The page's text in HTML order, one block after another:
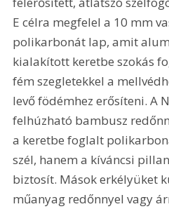
E célra megfelel a 10 mm
polikarbonát lap, amit
kialakított keretbe szokás
fém szegletekkel a
levő födémhez erősíteni. A
felhúzható bambusz
a keretbe foglalt
szél, hanem a kíváncsi
biztosít. Mások erkélyüket
műanyag redőnnyel vagy